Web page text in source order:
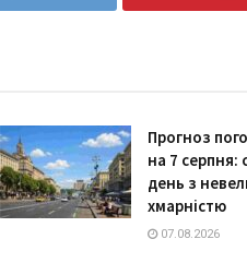
Прогноз
на 7 серпня:
день з
хмарністю
07.08.2026